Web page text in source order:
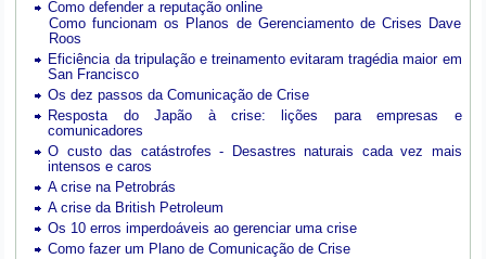
Como defender a reputação online
Como funcionam os Planos de Gerenciamento de Crises Dave
Roos
Eficiência da tripulação e treinamento evitaram tragédia maior em
San Francisco
Os dez passos da Comunicação de Crise
Resposta do Japão à crise: lições para empresas e
comunicadores
O custo das catástrofes -
Desastres naturais cada vez mais
intensos e caros
A crise na Petrobrás
A crise da British Petroleum
Os 10 erros imperdoáveis ao gerenciar uma crise
Como fazer um Plano de Comunicação de Crise